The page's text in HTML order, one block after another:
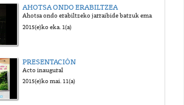
2025(e)ko abe. 15(a)
AHOTSA ONDO ERABILTZEA
Ahotsa ondo erabiltzeko jarraibide batzuk ematen dituen bideoa.
2015(e)ko eka. 1(a)
PRESENTACIÓN
Acto inaugural
2015(e)ko mai. 11(a)